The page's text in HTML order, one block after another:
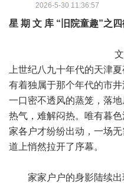
2026-5-30 11:36:57
星 期 文 库 “旧院童趣”之
上世纪八九十年代的天津
有着独属于那个年代的市
一口密不透风的蒸笼，落
热气，难解闷热。唯有暮
家各户才纷纷出动，一场
道上悄然拉开了序幕。
家家户户的身影陆续出